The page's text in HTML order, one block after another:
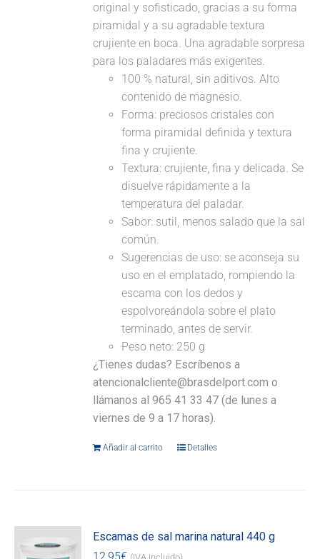
original y sofisticado, gracias a su forma
piramidal y a su agradable textura
crujiente en boca. Una agradable sorpresa
para los paladares más exigentes.
100 % natural, sin aditivos. Alto
contenido de magnesio.
Forma: preciosos cristales con
forma piramidal definida y textura
fina y crujiente.
Textura: crujiente, fina y delicada. Se
disuelve rápidamente a la
temperatura del paladar.
Sabor: sutil, menos salado que la sal
común.
Sugerencias de uso: se aconseja su
uso en el emplatado, rompiendo la
escama con los dedos y
espolvoreándola sobre el plato
terminado, antes de servir.
Peso neto: 250 g
¿Tienes dudas? Escríbenos a
atencionalcliente@brasdelport.com o
llámanos al 965 41 33 47 (de lunes a
viernes de 9 a 17 horas).
Añadir al carrito Detalles
Escamas de sal marina natural 440 g